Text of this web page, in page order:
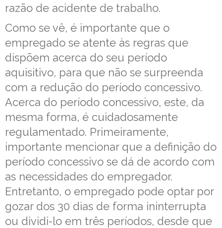
razão de acidente de trabalho.
Como se vê, é importante que o
empregado se atente às regras que
dispõem acerca do seu período
aquisitivo, para que não se surpreenda
com a redução do período concessivo.
Acerca do período concessivo, este, da
mesma forma, é cuidadosamente
regulamentado. Primeiramente,
importante mencionar que a definição do
período concessivo se dá de acordo com
as necessidades do empregador.
Entretanto, o empregado pode optar por
gozar dos 30 dias de forma ininterrupta
ou dividi-lo em três períodos, desde que